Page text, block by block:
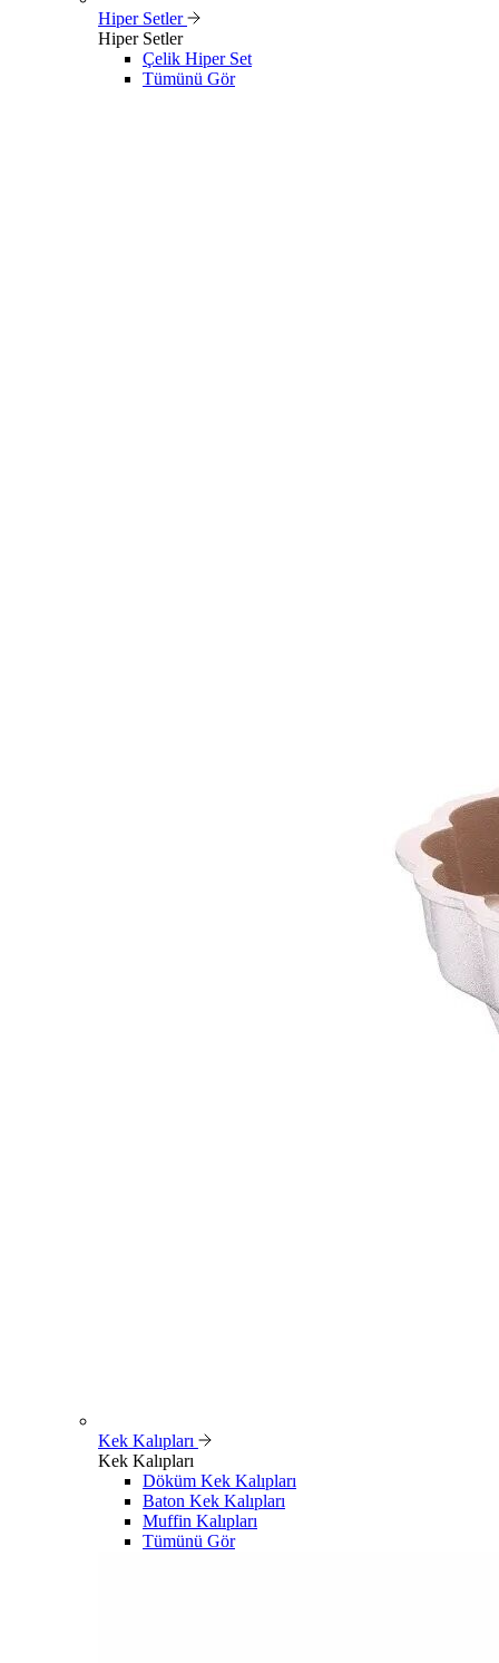
Hiper Setler
Hiper Setler
Çelik Hiper Set
Tümünü Gör
Kek Kalıpları
Kek Kalıpları
Döküm Kek Kalıpları
Baton Kek Kalıpları
Muffin Kalıpları
Tümünü Gör